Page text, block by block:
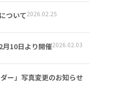
ついて2026.02.25
月10日より開催2026.02.03
ー」写真変更のお知らせ